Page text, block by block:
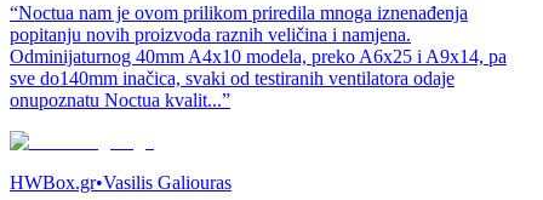
“Noctua nam je ovom prilikom priredila mnoga iznenađenja
popitanju novih proizvoda raznih veličina i namjena.
Odminijaturnog 40mm A4x10 modela, preko A6x25 i A9x14, pa
sve do140mm inačica, svaki od testiranih ventilatora odaje
onupoznatu Noctua kvalit...”
HWBox.gr•Vasilis Galiouras